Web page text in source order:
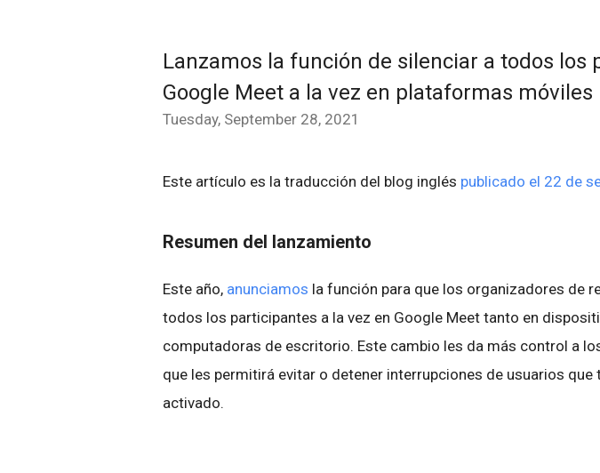
Lanzamos la función de silenciar a todos los
Google Meet a la vez en plataformas móviles
Tuesday, September 28, 2021
Este artículo es la traducción del blog inglés publicado el 22 de
Resumen del lanzamiento
Este año, anunciamos la función para que los organizadores de
todos los participantes a la vez en Google Meet tanto en
computadoras de escritorio. Este cambio les da más control a
que les permitirá evitar o detener interrupciones de usuarios que
activado.